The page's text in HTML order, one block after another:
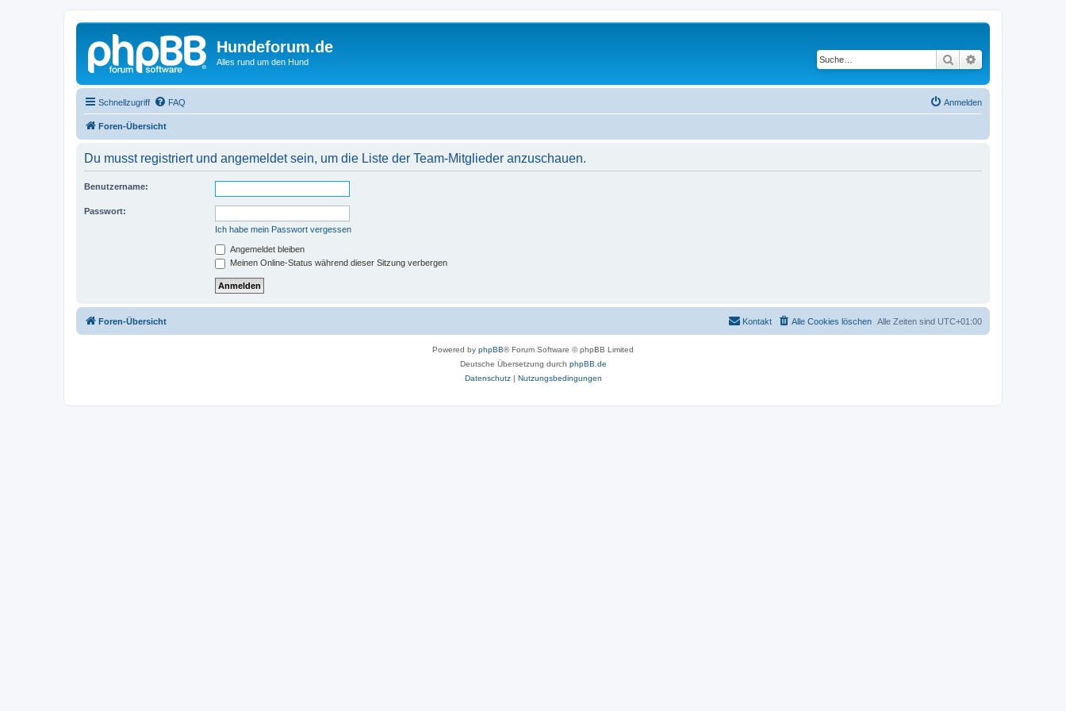
Hundeforum.de
Alles rund um den Hund Suche
Schnellzugriff FAQ Anmelden
Foren-Übersicht
Du musst registriert und angemeldet sein, um die Liste der Team-Mitglieder anzuschauen.
Benutzername:
Passwort:
Ich habe mein Passwort vergessen
Angemeldet bleiben
Meinen Online-Status während dieser Sitzung verbergen
Foren-Übersicht Alle Zeiten sind UTC+01:00
Alle Cookies löschen
Kontakt
Powered by phpBB® Forum Software © phpBB Limited
Deutsche Übersetzung durch phpBB.de
Datenschutz| Nutzungsbedingungen